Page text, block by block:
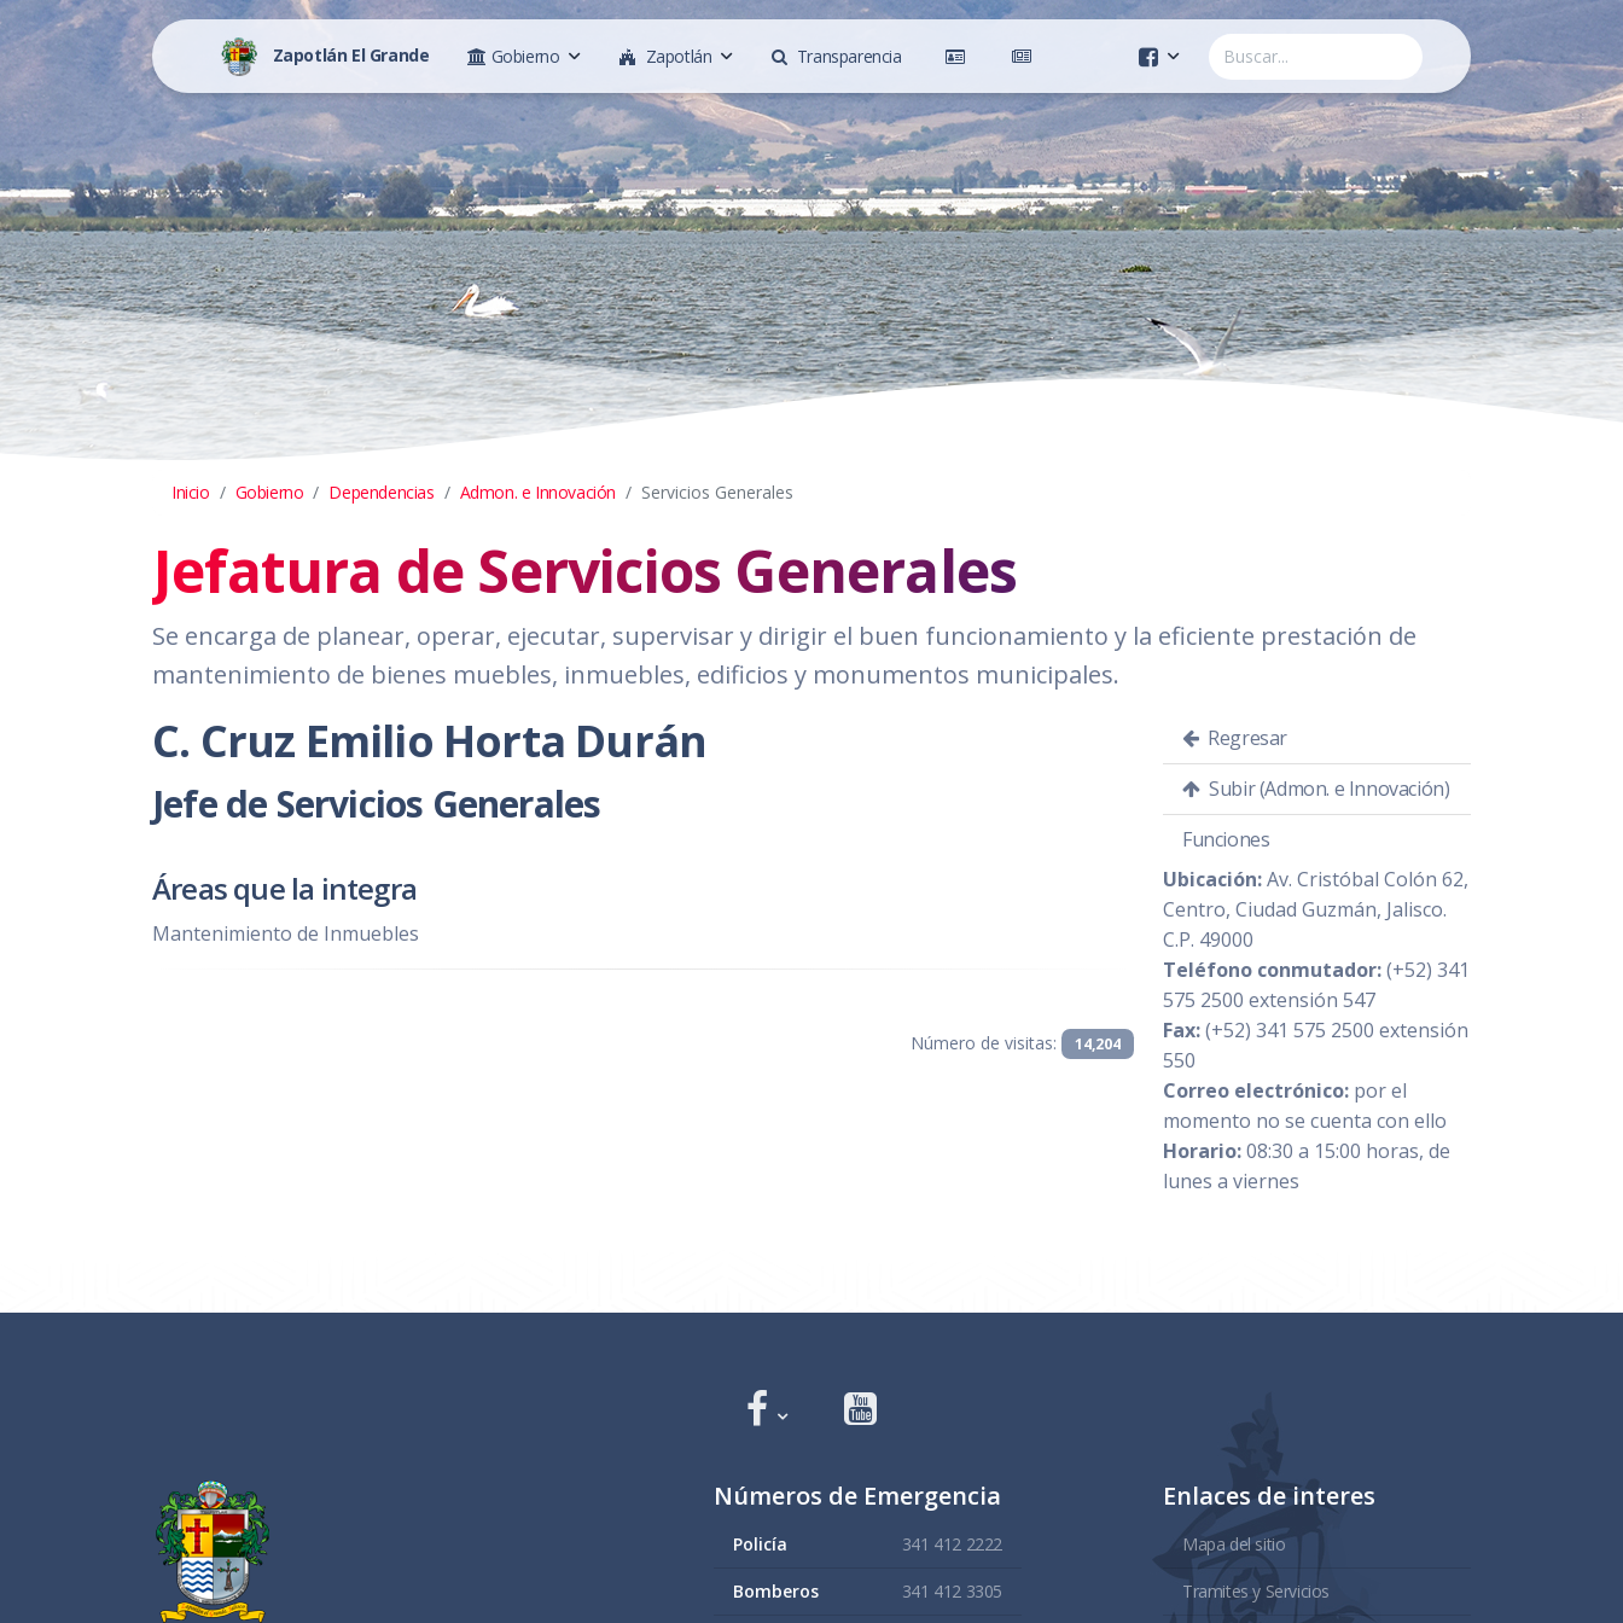
Zapotlán El Grande Gobierno Zapotlán Transparencia
Cuenta Oficial
Construcción de Comunidad
Servicios Públicos
Instituto de la Mujer
Tránsito y Vialidad
Gestión de la Ciudad
Youtube
Inicio Gobierno Dependencias Admon. e Innovación Servicios Generales
Jefatura de Servicios Generales
Se encarga de planear, operar, ejecutar, supervisar y dirigir el buen funcionamiento y la eficiente prestación de
mantenimiento de bienes muebles, inmuebles, edificios y monumentos municipales.
C. Cruz Emilio Horta Durán
Jefe de Servicios Generales
Áreas que la integra
Mantenimiento de Inmuebles
Número de visitas: 14,204
Regresar
Subir (Admon. e Innovación)
Funciones
Ubicación:Av. Cristóbal Colón 62,
Centro, Ciudad Guzmán, Jalisco.
C.P. 49000
Teléfono conmutador:(+52) 341
575 2500 extensión 547
Fax:(+52) 341 575 2500 extensión
550
Correo electrónico: por el
momento no se cuenta con ello
Horario:08:30 a 15:00 horas, de
lunes a viernes
Números de Emergencia
Policía 341 412 2222
Bomberos 341 412 3305
Enlaces de interes
Mapa del sitio
Tramites y Servicios